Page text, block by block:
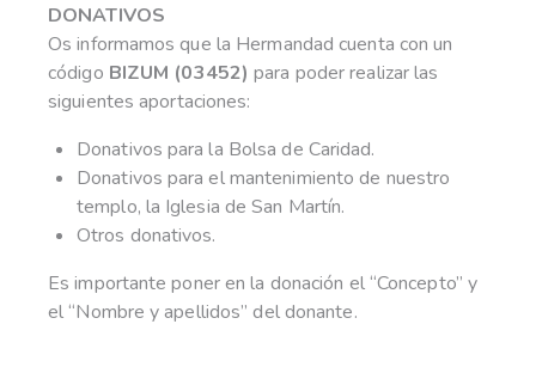
DONATIVOS
Os informamos que la Hermandad cuenta con un
código BIZUM (03452) para poder realizar las
siguientes aportaciones:
Donativos para la Bolsa de Caridad.
Donativos para el mantenimiento de nuestro
templo, la Iglesia de San Martín.
Otros donativos.
Es importante poner en la donación el “Concepto” y
el “Nombre y apellidos” del donante.